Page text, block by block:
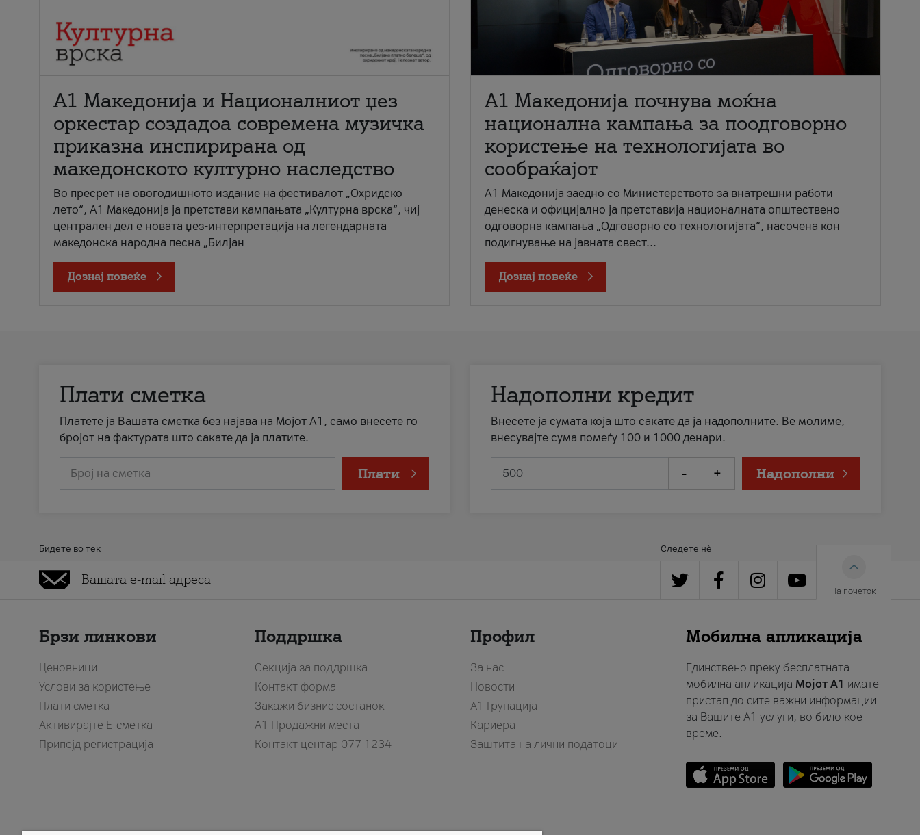
А1 Македонија и Националниот џез
оркестар создадоа современа музичка
приказна инспирирана од
македонското културно наследство
Во пресрет на овогодишното издание на фестивалот „Охридско
лето“, А1 Македонија ја претстави кампањата „Културна врска“, чиј
централен дел е новата џез-интерпретација на легендарната
македонска народна песна „Билјан
Дознај повеќе
A1 Македонија почнува моќна
национална кампања за поодговорно
користење на технологијата во
сообраќајот
A1 Македонија заедно со Министерството за внатрешни работи
денеска и официјално ја претставија националната општествено
одговорна кампања „Одговорно со технологијата“, насочена кон
подигнување на јавната свест...
Дознај повеќе
Плати сметка
Платете ја Вашата сметка без најава на Мојот А1, само внесете го
бројот на фактурата што сакате да ја платите.
Број на сметка Плати
Надополни кредит
Внесете ја сумата која што сакате да ја надополните. Ве молиме,
внесувајте сума помеѓу 100 и 1000 денари.
- + Надополни
Бидете во тек Следете нè
На почеток
Брзи линкови
Ценовници
Услови за користење
Плати сметка
Активирајте Е-сметка
Припејд регистрација
Поддршка
Секција за поддршка
Контакт форма
Закажи бизнис состанок
A1 Продажни места
Контакт центар 077 1234
Профил
За нас
Новости
А1 Групација
Кариера
Заштита на лични податоци
Мобилна апликација
Единствено преку бесплатната
мобилна апликација Мојот A1 имате
пристап до сите важни информации
за Вашите A1 услуги, во било кое
време.